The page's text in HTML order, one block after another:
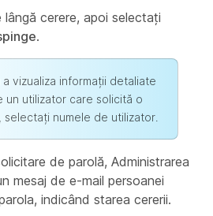
cerere, apoi selectați
.
a vizualiza informații detaliate
un utilizator care solicită o
selectați numele de utilizator.
de parolă, Administrarea
mesaj de e-mail persoanei
indicând starea cererii.